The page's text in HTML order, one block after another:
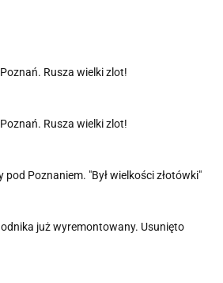
Rusza wielki zlot!
Rusza wielki zlot!
Poznaniem. "Był wielkości złotówki"
już wyremontowany. Usunięto